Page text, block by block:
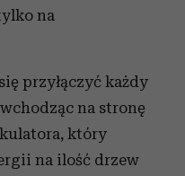
na
przyłączyć każdy
na stronę
który
na ilość drzew